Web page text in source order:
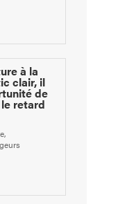
à la
clair, il
de
retard
,